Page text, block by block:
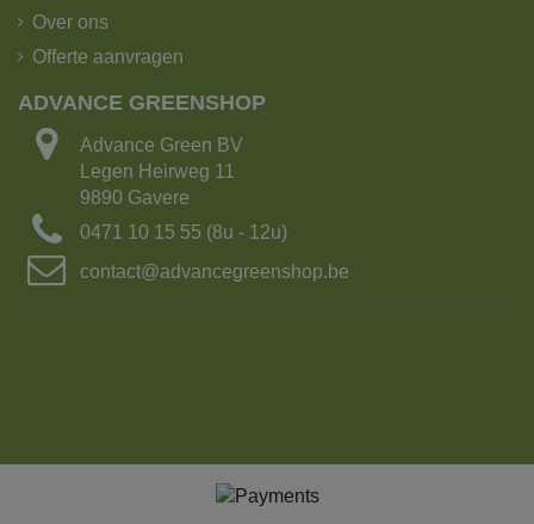
Over ons
Offerte aanvragen
ADVANCE GREENSHOP
Advance Green BV
Legen Heirweg 11
9890 Gavere
0471 10 15 55 (8u - 12u)
contact@advancegreenshop.be